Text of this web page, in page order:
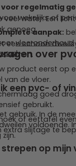
regelmatig
wekelijks of
aanpak:
vloeronderhoud
.
veel water. Een
genoeg.
een schoon
product eerst op
van de vloer.
goed
gebruikt.
of eettafel
slijtage te
over
een pvc- of
gebruik. In de
voldoende.
op mijn